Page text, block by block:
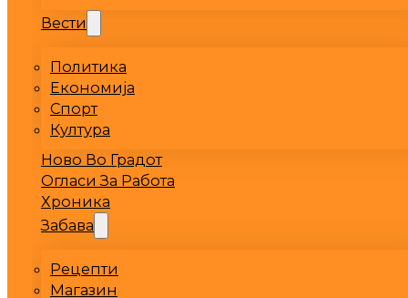
Вести
Политика
Економија
Спорт
Култура
Ново Во Градот
Огласи За Работа
Хроника
Забава
Рецепти
Магазин